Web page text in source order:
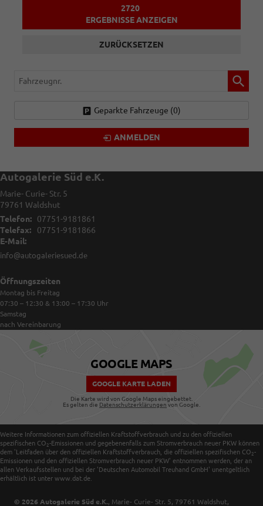
2720
ERGEBNISSE ANZEIGEN
ZURÜCKSETZEN
Fahrzeugnr.
Geparkte Fahrzeuge (0)
ANMELDEN
Autogalerie Süd e.K.
Marie- Curie- Str. 5
79761 Waldshut
Telefon:
07751-9181861
Telefax:
07751-9181866
E-Mail:
info@autogaleriesued.de
Öffnungszeiten
Montag bis Freitag
07:30 – 12:30 & 13:00 – 17:30 Uhr
Samstag
nach Vereinbarung
GOOGLE MAPS
GOOGLE KARTE LADEN
Die Karte wird von Google Maps eingebettet.
Es gelten die Datenschutzerklärungen von Google.
Weitere Informationen zum offiziellen Kraftstoffverbrauch und zu den offiziellen
spezifischen CO 2-Emissionen und gegebenenfalls zum Stromverbrauch neuer PKW können
dem 'Leitfaden über den offiziellen Kraftstoffverbrauch, die offiziellen spezifischen CO 2-
Emissionen und den offiziellen Stromverbrauch neuer PKW' entnommen werden, der an
allen Verkaufsstellen und bei der 'Deutschen Automobil Treuhand GmbH' unentgeltlich
erhältlich ist unter www.dat.de.
© 2026 Autogalerie Süd e.K., Marie- Curie- Str. 5, 79761 Waldshut,